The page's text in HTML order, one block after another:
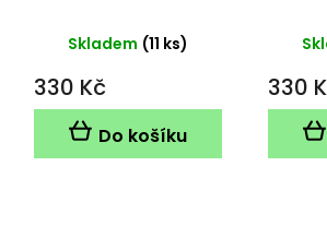
Skladem (11 ks)
330 Kč
Do košíku
330